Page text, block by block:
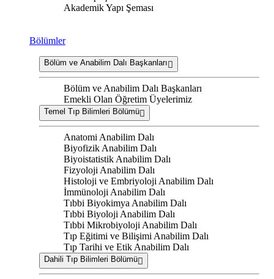
Akademik Yapı Şeması
Bölümler
Bölüm ve Anabilim Dalı Başkanları
Bölüm ve Anabilim Dalı Başkanları
Emekli Olan Öğretim Üyelerimiz
Temel Tıp Bilimleri Bölümü
Anatomi Anabilim Dalı
Biyofizik Anabilim Dalı
Biyoistatistik Anabilim Dalı
Fizyoloji Anabilim Dalı
Histoloji ve Embriyoloji Anabilim Dalı
İmmünoloji Anabilim Dalı
Tıbbi Biyokimya Anabilim Dalı
Tıbbi Biyoloji Anabilim Dalı
Tıbbi Mikrobiyoloji Anabilim Dalı
Tıp Eğitimi ve Bilişimi Anabilim Dalı
Tıp Tarihi ve Etik Anabilim Dalı
Dahili Tıp Bilimleri Bölümü